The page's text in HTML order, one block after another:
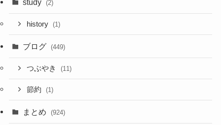
study (2)
history (1)
ブログ (449)
つぶやき (11)
節約 (1)
まとめ (924)